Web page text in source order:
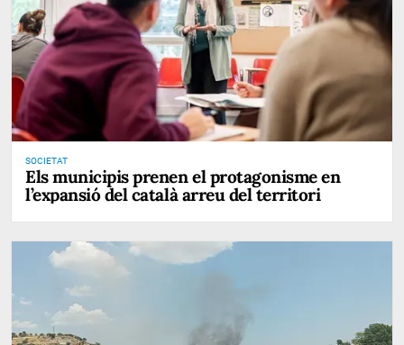
SOCIETAT
Els municipis prenen el protagonisme en
l’expansió del català arreu del territori